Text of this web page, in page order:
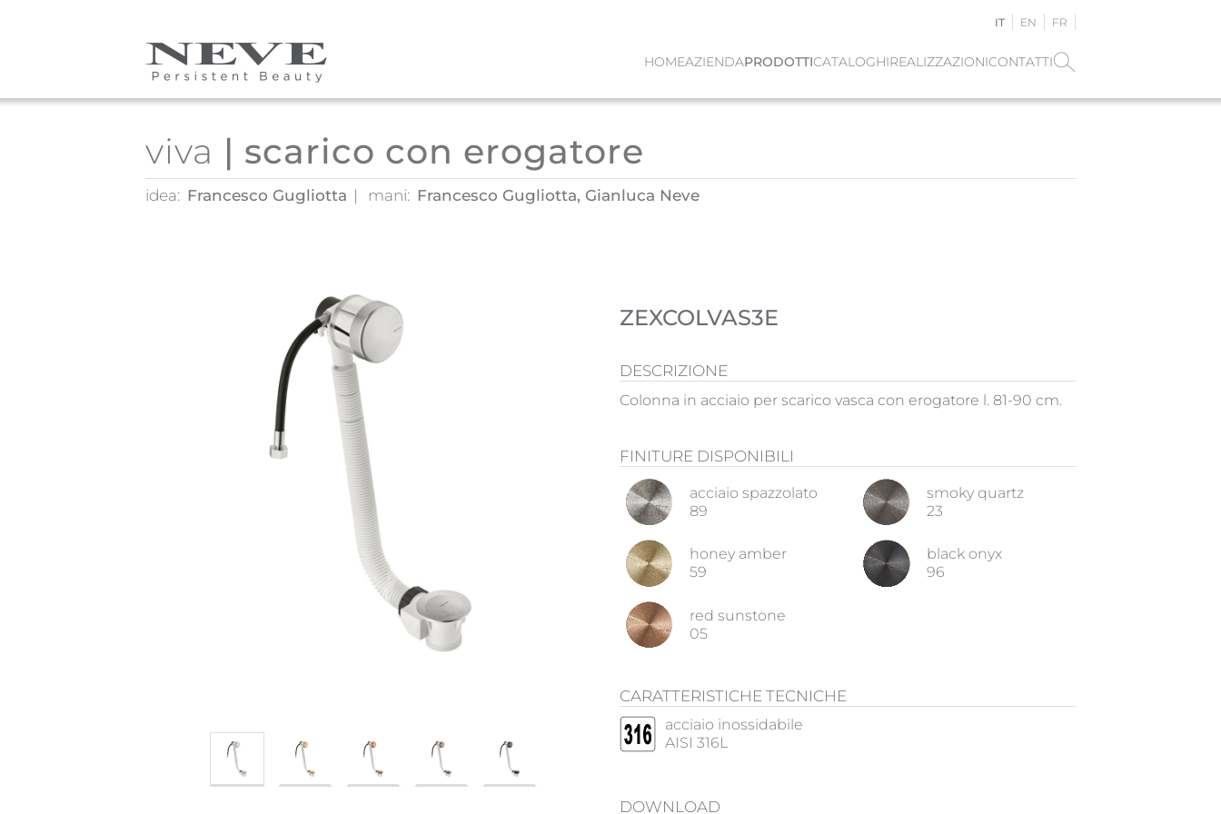
Skip to main content
IT EN FR
HOMEAZIENDAPRODOTTICATALOGHIREALIZZAZIONICONTATTI
viva | scarico con erogatore
idea: Francesco Gugliotta mani: Francesco Gugliotta, Gianluca Neve
ZEXCOLVAS3E
DESCRIZIONE
Colonna in acciaio per scarico vasca con erogatore l. 81-90 cm.
FINITURE DISPONIBILI
acciaio spazzolato
89
smoky quartz
23
honey amber
59
black onyx
96
red sunstone
05
CARATTERISTICHE TECNICHE
acciaio inossidabile
AISI 316L
DOWNLOAD